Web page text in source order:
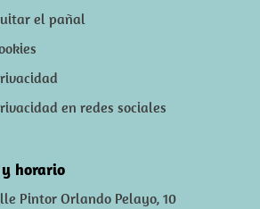
el pañal
en redes sociales
horario
Pintor Orlando Pelayo, 10